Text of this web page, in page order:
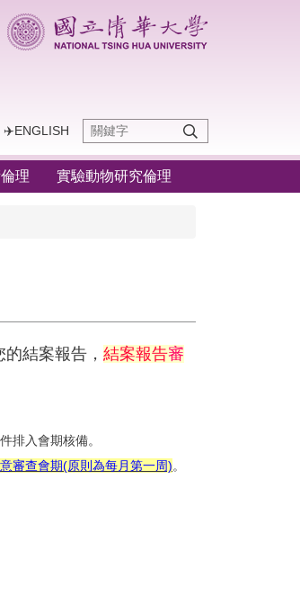
✈️ENGLISH
理 實驗動物研究倫理
結案報告， 結案報告審
排入會期核備。
審查會期(原則為每月第一周)。